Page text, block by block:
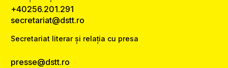
+40256.201.291
secretariat@dstt.ro
Secretariat literar și relația cu presa
presse@dstt.ro